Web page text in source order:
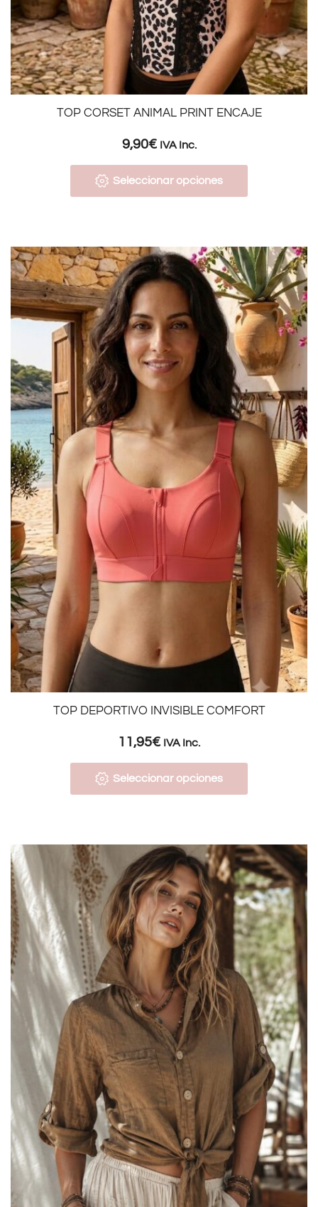
TOP CORSET ANIMAL PRINT ENCAJE
9,90€ IVA Inc.
Seleccionar opciones
TOP DEPORTIVO INVISIBLE COMFORT
11,95€ IVA Inc.
Seleccionar opciones